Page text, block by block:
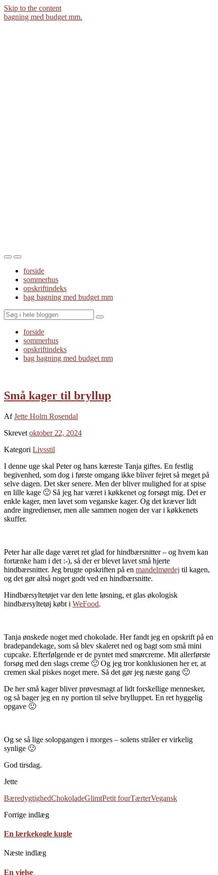
Skip to the content
bagning med budget mm.
Toggle
mobile
menu
Toggle
the
search
field
forside
sommerhus
opskriftindeks
bag bagning med budget mm
Search
forside
sommerhus
opskriftindeks
bag bagning med budget mm
Små kager til bryllup
AfJette Holm Rosendal
Skrevet oktober 22, 2024
Kategori Livsstil
I denne uge skal Peter og hans kæreste Tanja giftes. En festlig
begivenhed, som dog i første omgang ikke bliver fejret så meget på
selve dagen. Det sker senere. Men der bliver mulighed for at spise
en lille kage 🙂 Så jeg har været i køkkenet og forsøgt mig. Det er
enkle kager, men lavet som veganske kager. Og det kræver lidt
andre ingredienser, men alle sammen nogen der var i køkkenets
skuffer.
Peter har alle dage været ret glad for hindbærsnitter – og hvem kan
fortænke ham i det :-), så der er blevet lavet små hjerte
hindbærsnitter. Jeg brugte opskriften på en mandelmørdej til kagen,
og det gør altså noget godt ved en hindbærsnitte.
Hindbærsyltetøjet var den lette løsning, et glas økologisk
hindbærsyltetøj købt i WeFood.
Tanja ønskede noget med chokolade. Her fandt jeg en opskrift på en
bradepandekage, som så blev skaleret ned og bagt som små mini
cupcake. Efterfølgende er de pyntet med smørcreme. Mit allerførste
forsøg med den slags creme 🙂 Og jeg tror konklusionen her er, at
cremen skal piskes noget mere. Så det gør jeg næste gang 🙂
De her små kager bliver prøvesmagt af lidt forskellige mennesker,
og så bager jeg en ny portion til selve brylluppet. En ret hyggelig
opgave 🙂
Og se så lige solopgangen i morges – solens stråler er virkelig
synlige 🙂
God tirsdag.
Jette
BæredygtighedChokoladeGlimtPetit fourTærterVegansk
Forrige indlæg
En lærkekogle kugle
Næste indlæg
En vielse